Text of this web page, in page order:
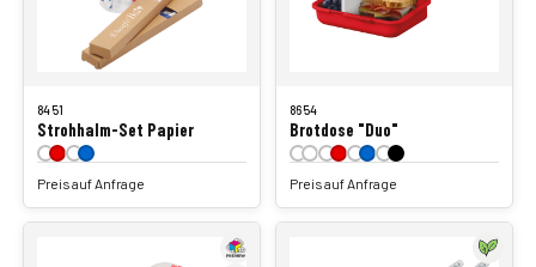
8451
Strohhalm-Set Papier
Preis auf Anfrage
8654
Brotdose "Duo"
Preis auf Anfrage